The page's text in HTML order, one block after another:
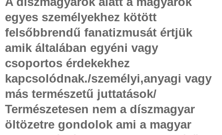
egyes személyekhez kötött
felsőbbrendű fanatizmusát értjük
amik általában egyéni vagy
csoportos érdekekhez
kapcsolódnak./személyi,anyagi vagy
más természetű juttatások/
Természetesen nem a díszmagyar
öltözetre gondolok ami a magyar